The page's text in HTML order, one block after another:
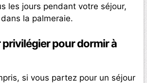
les jours pendant votre séjour,
la palmeraie.
pour dormir à
si vous partez pour un séjour